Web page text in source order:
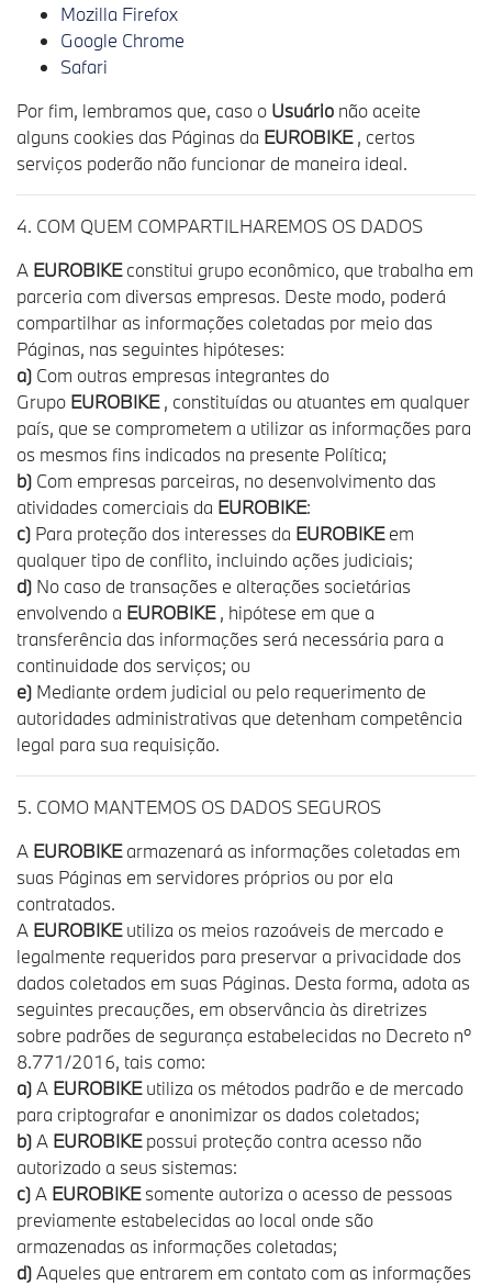
Mozilla Firefox
Google Chrome
Safari
Por fim, lembramos que, caso o Usuário não aceite
alguns cookies das Páginas da EUROBIKE, certos
serviços poderão não funcionar de maneira ideal.
4. COM QUEM COMPARTILHAREMOS OS DADOS
A EUROBIKEconstitui grupo econômico, que trabalha em
parceria com diversas empresas. Deste modo, poderá
compartilhar as informações coletadas por meio das
Páginas, nas seguintes hipóteses:
a) Com outras empresas integrantes do
Grupo EUROBIKE, constituídas ou atuantes em qualquer
país, que se comprometem a utilizar as informações para
os mesmos fins indicados na presente Política;
b) Com empresas parceiras, no desenvolvimento das
atividades comerciais da EUROBIKE:
c) Para proteção dos interesses da EUROBIKEem
qualquer tipo de conflito, incluindo ações judiciais;
d) No caso de transações e alterações societárias
envolvendo a EUROBIKE, hipótese em que a
transferência das informações será necessária para a
continuidade dos serviços; ou
e) Mediante ordem judicial ou pelo requerimento de
autoridades administrativas que detenham competência
legal para sua requisição.
5. COMO MANTEMOS OS DADOS SEGUROS
A EUROBIKEarmazenará as informações coletadas em
suas Páginas em servidores próprios ou por ela
contratados.
A EUROBIKEutiliza os meios razoáveis de mercado e
legalmente requeridos para preservar a privacidade dos
dados coletados em suas Páginas. Desta forma, adota as
seguintes precauções, em observância às diretrizes
sobre padrões de segurança estabelecidas no Decreto nº
8.771/2016, tais como:
a)A EUROBIKEutiliza os métodos padrão e de mercado
para criptografar e anonimizar os dados coletados;
b)A EUROBIKEpossui proteção contra acesso não
autorizado a seus sistemas:
c)A EUROBIKEsomente autoriza o acesso de pessoas
previamente estabelecidas ao local onde são
armazenadas as informações coletadas;
d)Aqueles que entrarem em contato com as informações